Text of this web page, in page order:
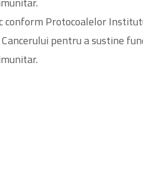
conform Protocoalelor
pentru a sustine